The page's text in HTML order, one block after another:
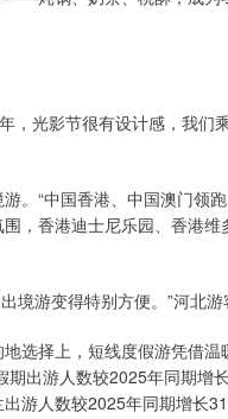
，光影节很有设计感，我们
。“中国香港、中国澳门领
，香港迪士尼乐园、香港
境游变得特别方便。”河北游
选择上，短线度假游凭借
出游人数较2025年同期增
游人数较2025年同期增长